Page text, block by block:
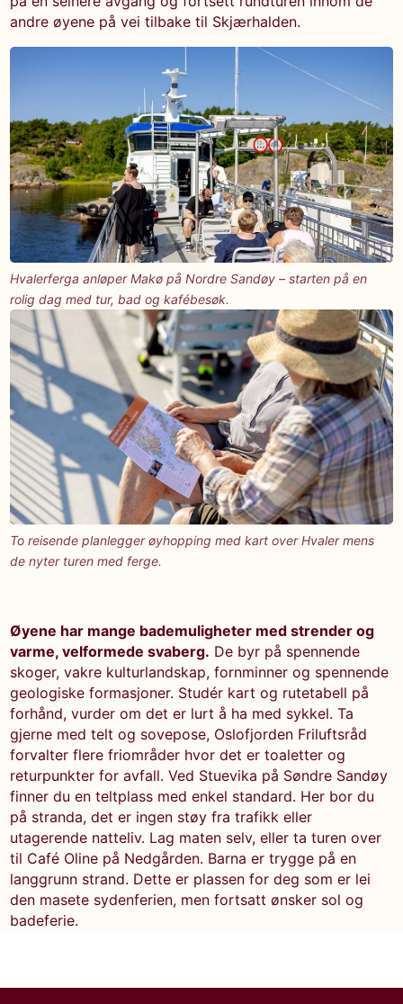
andre øyene på vei tilbake til Skjærhalden.
Hvalerferga anløper Makø på Nordre Sandøy – starten på en
rolig dag med tur, bad og kafébesøk.
To reisende planlegger øyhopping med kart over Hvaler mens
de nyter turen med ferge.
Øyene har mange bademuligheter med strender og
varme, velformede svaberg. De byr på spennende
skoger, vakre kulturlandskap, fornminner og spennende
geologiske formasjoner. Studér kart og rutetabell på
forhånd, vurder om det er lurt å ha med sykkel. Ta
gjerne med telt og sovepose, Oslofjorden Friluftsråd
forvalter flere friområder hvor det er toaletter og
returpunkter for avfall. Ved Stuevika på Søndre Sandøy
finner du en teltplass med enkel standard. Her bor du
på stranda, det er ingen støy fra trafikk eller
utagerende natteliv. Lag maten selv, eller ta turen over
til Café Oline på Nedgården. Barna er trygge på en
langgrunn strand. Dette er plassen for deg som er lei
den masete sydenferien, men fortsatt ønsker sol og
badeferie.